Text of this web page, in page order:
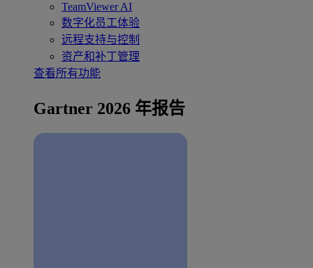
TeamViewer AI
数字化员工体验
远程支持与控制
资产和补丁管理
查看所有功能
Gartner 2026 年报告